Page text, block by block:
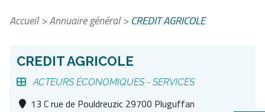
Accueil>Annuaire général>CREDIT AGRICOLE
CREDIT AGRICOLE
ACTEURS ÉCONOMIQUES - SERVICES
13 C rue de Pouldreuzic 29700 Pluguffan